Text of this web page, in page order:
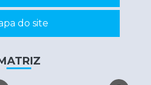
do site